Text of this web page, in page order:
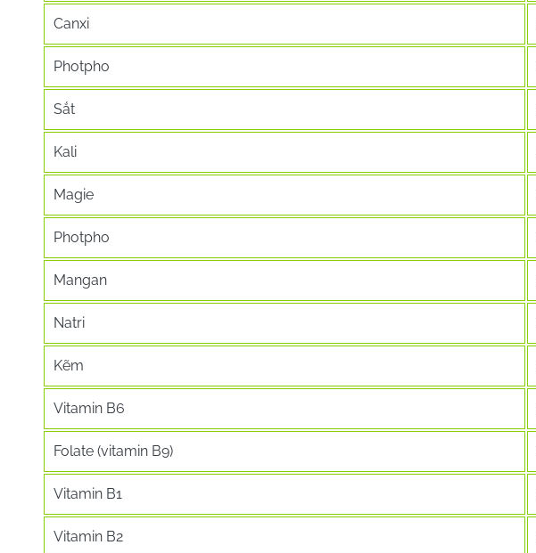
Canxi
Photpho
Sắt
Kali
Magie
Photpho
Mangan
Natri
Kẽm
Vitamin B6
Folate (vitamin B9)
Vitamin B1
Vitamin B2